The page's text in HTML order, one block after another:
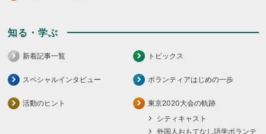
知る・学ぶ
新着記事一覧 トピックス
スペシャルインタビュー ボランティアはじめの一歩
活動のヒント
東京2020大会の軌跡
シティキャスト
外国人おもてなし語学ボランテ